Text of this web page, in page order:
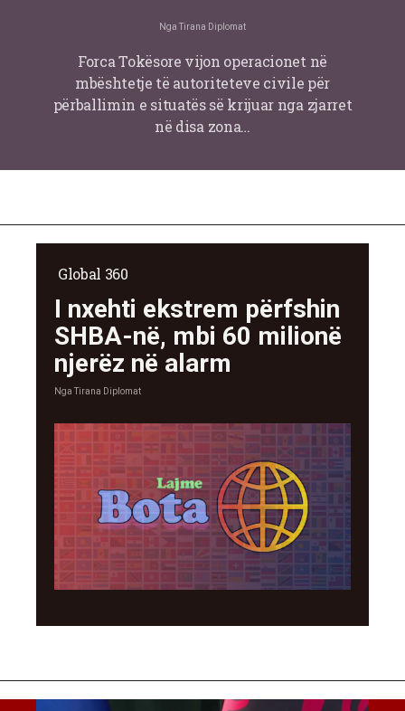
Nga Tirana Diplomat
Forca Tokësore vijon operacionet në
mbështetje të autoriteteve civile për
përballimin e situatës së krijuar nga zjarret
në disa zona…
Global 360
I nxehti ekstrem përfshin
SHBA-në, mbi 60 milionë
njerëz në alarm
NgaTirana Diplomat